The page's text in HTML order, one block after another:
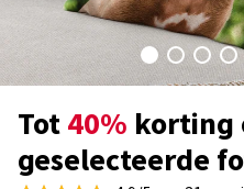
Tot40% korting
geselecteerde